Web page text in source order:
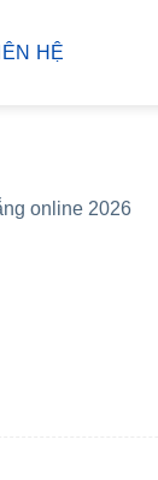
HỆ
online 2026